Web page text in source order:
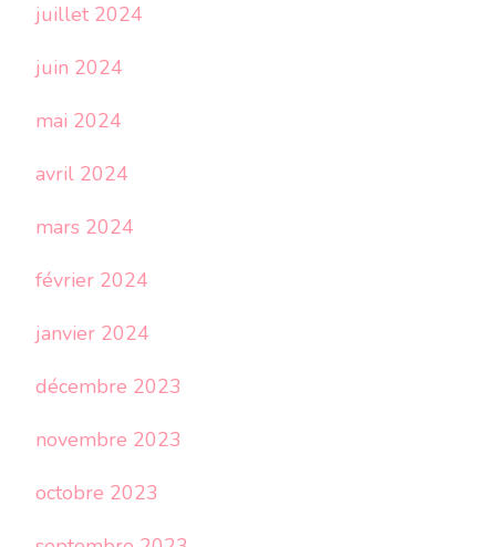
juillet 2024
juin 2024
mai 2024
avril 2024
mars 2024
février 2024
janvier 2024
décembre 2023
novembre 2023
octobre 2023